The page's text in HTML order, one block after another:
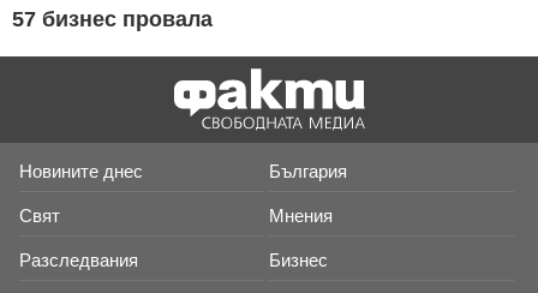
57 бизнес провала
Новините днес България
Свят Мнения
Разследвания Бизнес